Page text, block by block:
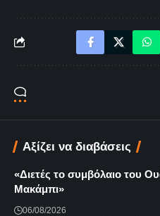
Αξίζει να διαβάσεις
«Διετές το συμβόλαιο του
Μακάμπι»
06/08/2026